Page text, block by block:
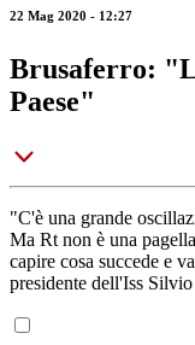
22 Mag 2020 - 12:27
Brusaferro:
Paese"
"C'è una grande
Ma Rt non è una
capire cosa succede e
presidente dell'Iss